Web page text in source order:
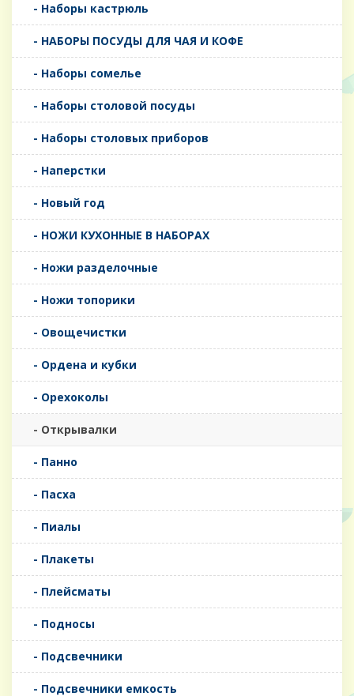
- Наборы кастрюль
- НАБОРЫ ПОСУДЫ ДЛЯ ЧАЯ И КОФЕ
- Наборы сомелье
- Наборы столовой посуды
- Наборы столовых приборов
- Наперстки
- Новый год
- НОЖИ КУХОННЫЕ В НАБОРАХ
- Ножи разделочные
- Ножи топорики
- Овощечистки
- Ордена и кубки
- Орехоколы
- Открывалки
- Панно
- Пасха
- Пиалы
- Плакеты
- Плейсматы
- Подносы
- Подсвечники
- Подсвечники емкость